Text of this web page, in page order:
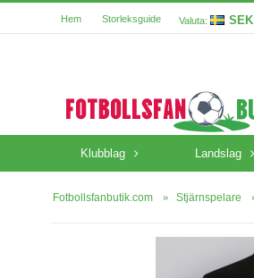
Hem Storleksguide Valuta: SEK
Klubblag Landslag
Fotbollsfanbutik.com Stjärnspelare